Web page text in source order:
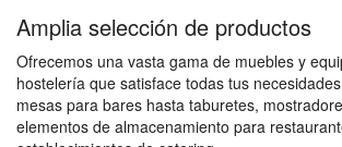
Amplia selección de productos
Ofrecemos una vasta gama de muebles y
hostelería que satisface todas tus
mesas para bares hasta taburetes,
elementos de almacenamiento para